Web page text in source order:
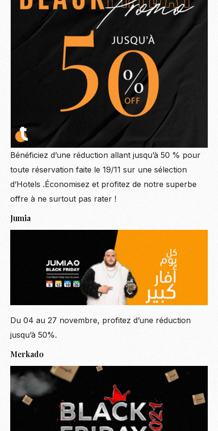
Bénéficiez d’une réduction allant jusqu’à 50 % pour
toute réservation faite le 19/11 sur une sélection
d’Hotels .Économisez et profitez de notre superbe
offre à ne surtout pas rater !
Jumia
Du 04 au 27 novembre, profitez d’une réduction
jusqu’à 50%.
Merkado